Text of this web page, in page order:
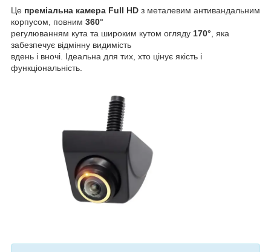
Це преміальна камера Full HD з металевим антивандальним
корпусом, повним 360°
регулюванням кута та широким кутом огляду 170°, яка
забезпечує відмінну видимість
вдень і вночі. Ідеальна для тих, хто цінує якість і
функціональність.